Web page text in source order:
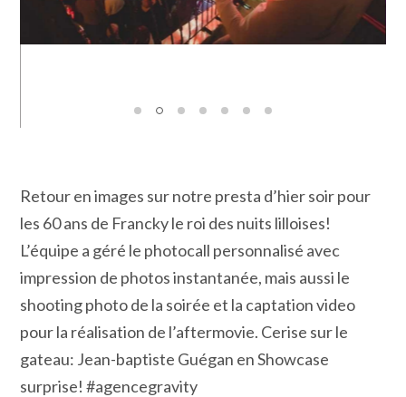
Retour en images sur notre presta d’hier soir pour
les 60 ans de Francky le roi des nuits lilloises!
L’équipe a géré le photocall personnalisé avec
impression de photos instantanée, mais aussi le
shooting photo de la soirée et la captation video
pour la réalisation de l’aftermovie. Cerise sur le
gateau: Jean-baptiste Guégan en Showcase
surprise! #agencegravity